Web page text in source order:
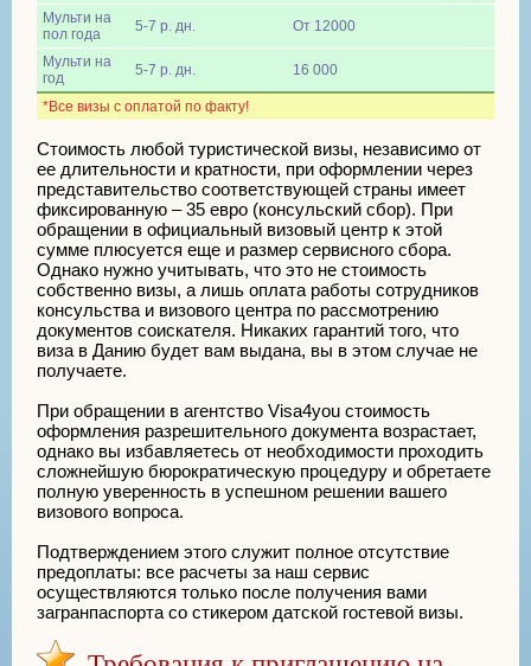
*Все визы с оплатой по факту!
Мульти на
пол года
5-7 р. дн. От 12000
Мульти на
год
5-7 р. дн. 16 000
Стоимость любой туристической визы, независимо от
ее длительности и кратности, при оформлении через
представительство соответствующей страны имеет
фиксированную – 35 евро (консульский сбор). При
обращении в официальный визовый центр к этой
сумме плюсуется еще и размер сервисного сбора.
Однако нужно учитывать, что это не стоимость
собственно визы, а лишь оплата работы сотрудников
консульства и визового центра по рассмотрению
документов соискателя. Никаких гарантий того, что
виза в Данию будет вам выдана, вы в этом случае не
получаете.
При обращении в агентство Visa4you стоимость
оформления разрешительного документа возрастает,
однако вы избавляетесь от необходимости проходить
сложнейшую бюрократическую процедуру и обретаете
полную уверенность в успешном решении вашего
визового вопроса.
Подтверждением этого служит полное отсутствие
предоплаты: все расчеты за наш сервис
осуществляются только после получения вами
загранпаспорта со стикером датской гостевой визы.